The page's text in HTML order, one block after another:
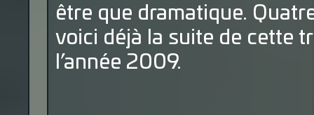
être que dramatique.
voici déjà la suite de cette
l’année 2009.